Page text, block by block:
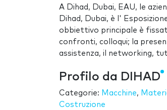
A Dihad, Dubai, EAU, le
Dihad, Dubai, è l'
obbiettivo principale è
confronti, colloqui; la
assistenza, il networking,
Profilo da DIHAD
Categorie: Macchine,
Costruzione